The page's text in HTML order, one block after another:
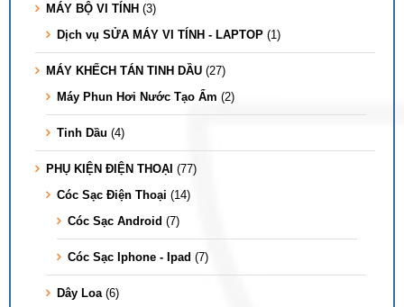
MÁY BỘ VI TÍNH (3)
Dịch vụ SỬA MÁY VI TÍNH - LAPTOP (1)
MÁY KHẾCH TÁN TINH DẦU (27)
Máy Phun Hơi Nước Tạo Ẩm (2)
Tinh Dầu (4)
PHỤ KIỆN ĐIỆN THOẠI (77)
Cóc Sạc Điện Thoại (14)
Cóc Sạc Android (7)
Cóc Sạc Iphone - Ipad (7)
Dây Loa (6)